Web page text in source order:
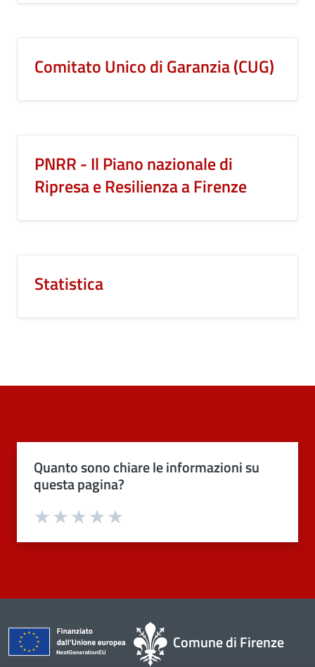
Comitato Unico di Garanzia (CUG)
PNRR - Il Piano nazionale di
Ripresa e Resilienza a Firenze
Statistica
Quanto sono chiare le informazioni su
questa pagina?
Valuta 4 stelle su 5
Valuta 3 stelle su 5
Valuta 2 stelle su 5
Valuta 1 stelle su 5
Comune di Firenze